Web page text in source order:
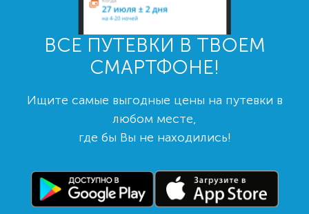
ВСЕ ПУТЕВКИ В ТВОЕМ
СМАРТФОНЕ!
Ищите самые выгодные цены на путевки в
любом месте,
где бы Вы не находились!